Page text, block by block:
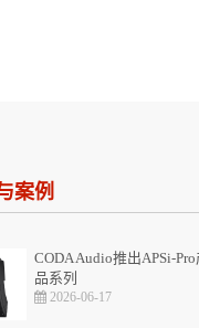
案例
CODA Audio推出APSi-Pro
品系列
2026-06-17